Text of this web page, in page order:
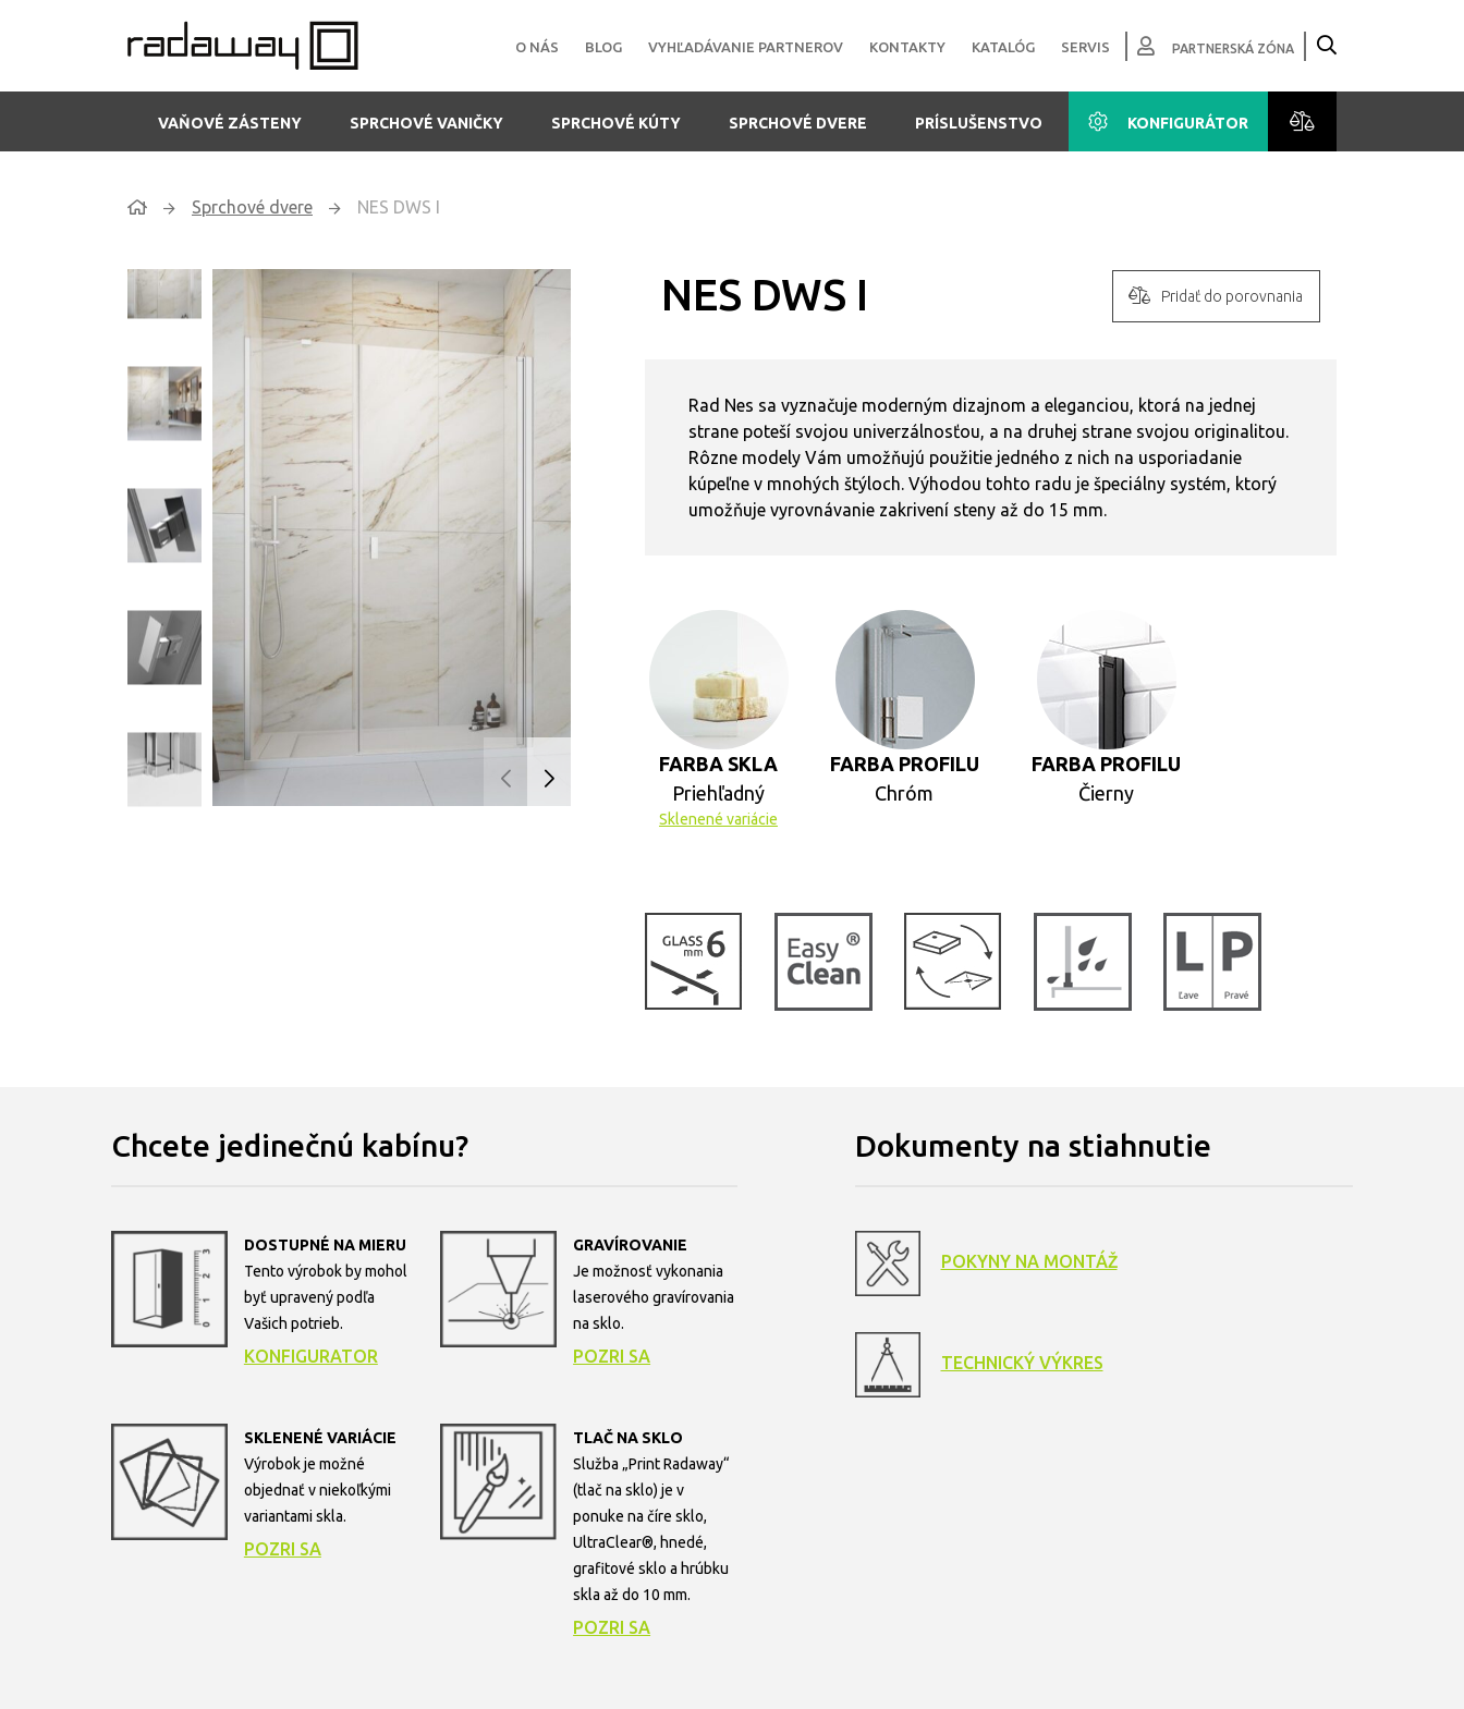
O NÁS BLOG VYHĽADÁVANIE PARTNEROV KONTAKTY KATALÓG SERVIS PARTNERSKÁ ZÓNA
VAŇOVÉ ZÁSTENY SPRCHOVÉ VANIČKY SPRCHOVÉ KÚTY SPRCHOVÉ DVERE PRÍSLUŠENSTVO KONFIGURÁTOR
Sprchové dvere NES DWS I
NES DWS I Pridať do porovnania
Rad Nes sa vyznačuje moderným dizajnom a eleganciou, ktorá na jednej
strane poteší svojou univerzálnosťou, a na druhej strane svojou originalitou.
Rôzne modely Vám umožňujú použitie jedného z nich na usporiadanie
kúpeľne v mnohých štýloch. Výhodou tohto radu je špeciálny systém, ktorý
umožňuje vyrovnávanie zakrivení steny až do 15 mm.
FARBA SKLA
Priehľadný
Sklenené variácie
FARBA PROFILU
Chróm
FARBA PROFILU
Čierny
Chcete jedinečnú kabínu?
DOSTUPNÉ NA MIERU
Tento výrobok by mohol
byť upravený podľa
Vašich potrieb.
KONFIGURATOR
GRAVÍROVANIE
Je možnosť vykonania
laserového gravírovania
na sklo.
POZRI SA
SKLENENÉ VARIÁCIE
Výrobok je možné
objednať v niekoľkými
variantami skla.
POZRI SA
TLAČ NA SKLO
Služba „Print Radaway“
(tlač na sklo) je v
ponuke na číre sklo,
UltraClear®, hnedé,
grafitové sklo a hrúbku
skla až do 10 mm.
POZRI SA
Dokumenty na stiahnutie
POKYNY NA MONTÁŽ
TECHNICKÝ VÝKRES